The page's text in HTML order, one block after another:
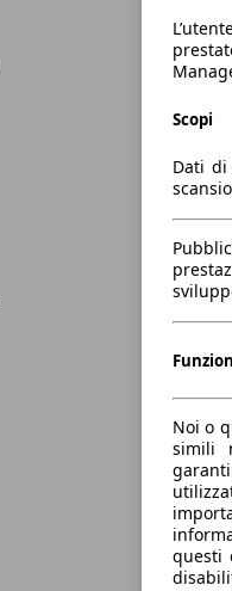
Scopi
Dati di
Noi o
simili
questi